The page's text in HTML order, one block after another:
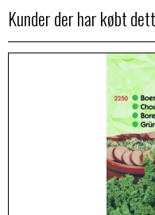
Kunder der har købt